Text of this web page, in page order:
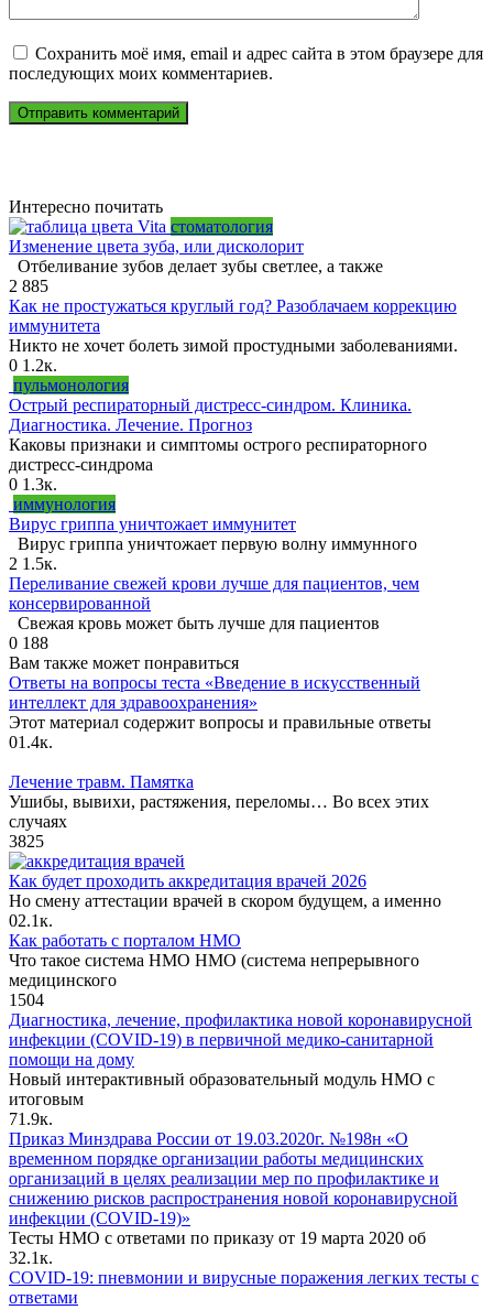
Сохранить моё имя, email и адрес сайта в этом браузере для
последующих моих комментариев.
Интересно почитать
стоматология
Изменение цвета зуба, или дисколорит
Отбеливание зубов делает зубы светлее, а также
2 885
Как не простужаться круглый год? Разоблачаем коррекцию
иммунитета
Никто не хочет болеть зимой простудными заболеваниями.
0 1.2к.
пульмонология
Острый респираторный дистресс-синдром. Клиника.
Диагностика. Лечение. Прогноз
Каковы признаки и симптомы острого респираторного
дистресс-синдрома
0 1.3к.
иммунология
Вирус гриппа уничтожает иммунитет
Вирус гриппа уничтожает первую волну иммунного
2 1.5к.
Переливание свежей крови лучше для пациентов, чем
консервированной
Свежая кровь может быть лучше для пациентов
0 188
Вам также может понравиться
Ответы на вопросы теста «Введение в искусственный
интеллект для здравоохранения»
Этот материал содержит вопросы и правильные ответы
01.4к.
Лечение травм. Памятка
Ушибы, вывихи, растяжения, переломы… Во всех этих
случаях
3825
Как будет проходить аккредитация врачей 2026
Но смену аттестации врачей в скором будущем, а именно
02.1к.
Как работать с порталом НМО
Что такое система НМО НМО (система непрерывного
медицинского
1 504
Диагностика, лечение, профилактика новой коронавирусной
инфекции (COVID-19) в первичной медико-санитарной
помощи на дому
Новый интерактивный образовательный модуль НМО с
итоговым
71.9к.
Приказ Минздрава России от 19.03.2020г. №198н «О
временном порядке организации работы медицинских
организаций в целях реализации мер по профилактике и
снижению рисков распространения новой коронавирусной
инфекции (COVID-19)»
Тесты НМО с ответами по приказу от 19 марта 2020 об
32.1к.
COVID-19: пневмонии и вирусные поражения легких тесты с
ответами